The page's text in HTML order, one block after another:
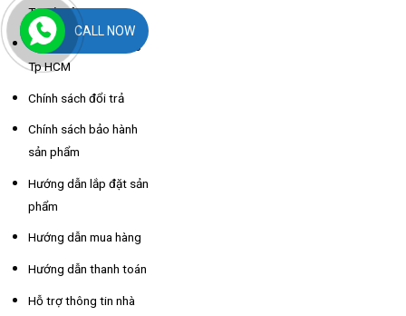
Tp Hà Nội
Chính sách giao hàng
Tp HCM
Chính sách đổi trả
Chính sách bảo hành
sản phẩm
Hướng dẫn lắp đặt sản
phẩm
Hướng dẫn mua hàng
Hướng dẫn thanh toán
Hỗ trợ thông tin nhà
CALL NOW